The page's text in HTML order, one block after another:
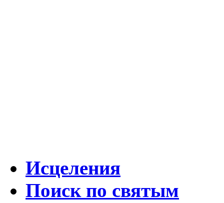
Исцеления
Поиск по святым